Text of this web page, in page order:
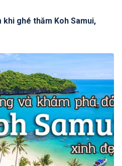
khi ghé thăm Koh Samui,